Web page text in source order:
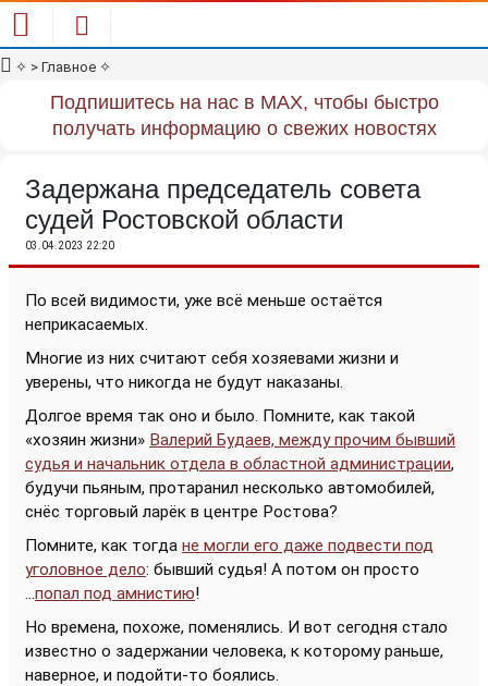
✧ > Главное ✧
Подпишитесь на нас в MAX, чтобы быстро
получать информацию о свежих новостях
Задержана председатель совета
судей Ростовской области
03.04.2023 22:20
По всей видимости, уже всё меньше остаётся
неприкасаемых.
Многие из них считают себя хозяевами жизни и
уверены, что никогда не будут наказаны.
Долгое время так оно и было. Помните, как такой
«хозяин жизни» Валерий Будаев, между прочим бывший
судья и начальник отдела в областной администрации,
будучи пьяным, протаранил несколько автомобилей,
снёс торговый ларёк в центре Ростова?
Помните, как тогда не могли его даже подвести под
уголовное дело: бывший судья! А потом он просто
...попал под амнистию!
Но времена, похоже, поменялись. И вот сегодня стало
известно о задержании человека, к которому раньше,
наверное, и подойти-то боялись.